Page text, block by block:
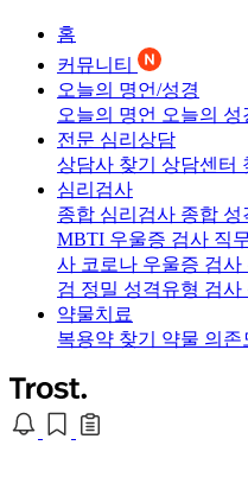
홈
커뮤니티
오늘의 명언/성경
오늘의 명언 오늘의 성
전문 심리상담
상담사 찾기 상담센터
심리검사
종합 심리검사 종합 성
MBTI 우울증 검사 직
사 코로나 우울증 검사
검 정밀 성격유형 검사
약물치료
복용약 찾기 약물 의존